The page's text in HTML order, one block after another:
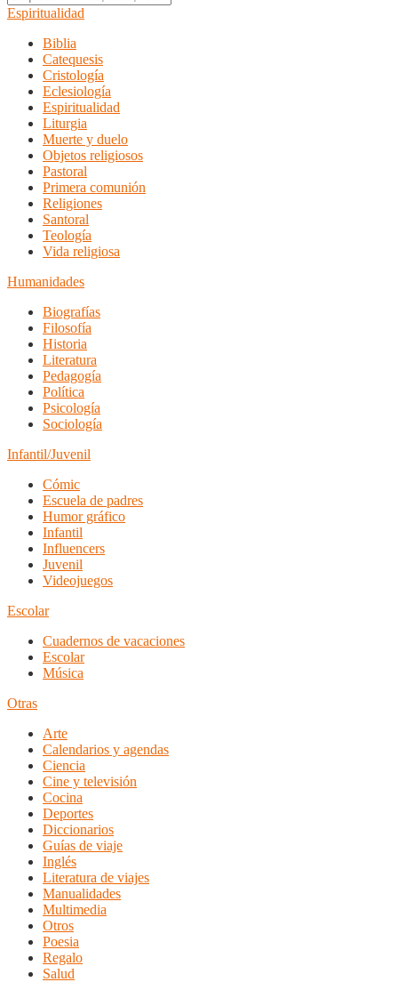
Espiritualidad
Biblia
Catequesis
Cristología
Eclesiología
Espiritualidad
Liturgia
Muerte y duelo
Objetos religiosos
Pastoral
Primera comunión
Religiones
Santoral
Teología
Vida religiosa
Humanidades
Biografías
Filosofía
Historia
Literatura
Pedagogía
Política
Psicología
Sociología
Infantil/Juvenil
Cómic
Escuela de padres
Humor gráfico
Infantil
Influencers
Juvenil
Videojuegos
Escolar
Cuadernos de vacaciones
Escolar
Música
Otras
Arte
Calendarios y agendas
Ciencia
Cine y televisión
Cocina
Deportes
Diccionarios
Guías de viaje
Inglés
Literatura de viajes
Manualidades
Multimedia
Otros
Poesia
Regalo
Salud